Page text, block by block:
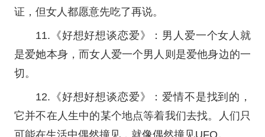
证，但女人都愿意先吃了再说。
11.《好想好想谈恋爱》：男人爱一个女人就
是爱她本身，而女人爱一个男人则是爱他身边的一
切。
12.《好想好想谈恋爱》：爱情不是找到的，
它并不在人生中的某个地点等着我们去找。人们只
可能在生活中偶然撞见，就像偶然撞见UFO。